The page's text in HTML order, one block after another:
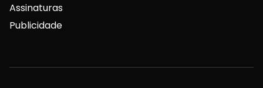
Assinaturas
Publicidade